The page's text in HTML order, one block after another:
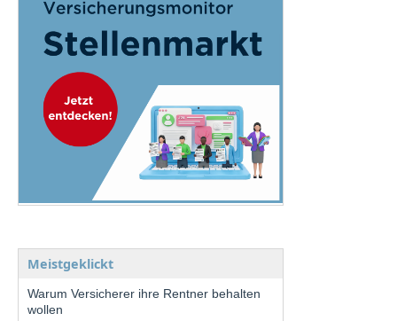
Meistgeklickt
Warum Versicherer ihre Rentner behalten
wollen